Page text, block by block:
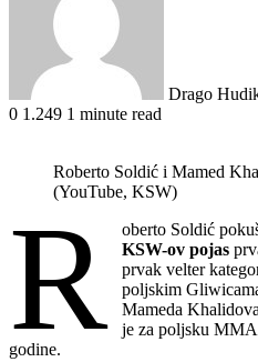
Drago
0 1.249 1 minute read
Roberto Soldić i Mamed
(YouTube, KSW)
R
oberto Soldić
KSW-ov pojas
prvak velter
poljskim
Mameda
je za poljsku
godine.